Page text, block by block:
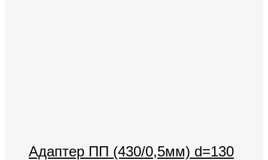
Адаптер ПП (430/0,5мм) d=130